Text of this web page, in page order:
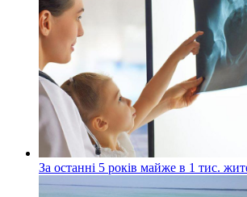
За останні 5 років майже в 1 тис.